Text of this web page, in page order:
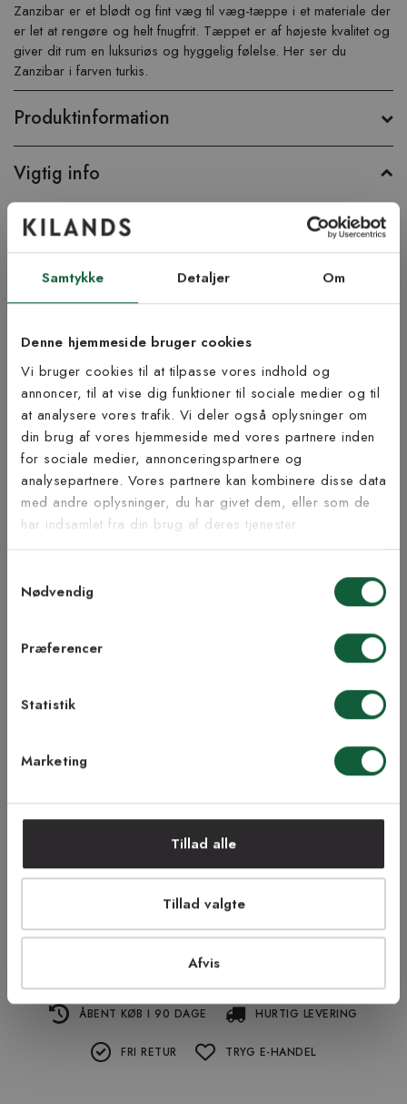
Samtykke Detaljer Om
Denne hjemmeside bruger cookies
Vi bruger cookies til at tilpasse vores indhold og
annoncer, til at vise dig funktioner til sociale medier og til
at analysere vores trafik. Vi deler også oplysninger om
din brug af vores hjemmeside med vores partnere inden
for sociale medier, annonceringspartnere og
analysepartnere. Vores partnere kan kombinere disse data
med andre oplysninger, du har givet dem, eller som de
har indsamlet fra din brug af deres tjenester.
Nødvendig
Præferencer
Statistik
Marketing
Tillad alle
Tillad valgte
Afvis
Zanzibar er et blødt og fint væg til væg-tæppe i et materiale der
er let at rengøre og helt fnugfrit. Tæppet er af højeste kvalitet og
giver dit rum en luksuriøs og hyggelig følelse. Her ser du
Zanzibar i farven turkis.
Produktinformation
Vigtig info
Lige nu kan leveringstiden blive noget længere ved køb af tæppe
med specialmål og langettering.
tæppet hvis du skal lægge det som et væg til væg-tæppe. En
afvigelse på +/- 1-4 cm. på dine bestilte mål kan forekomme.
Vil du føle på vores tæpper, før du beslutter dig? Vi tilbyder dig
muligheden for at bestille op til fem tæppeprøver helt gratis.
Portoen er 59 kr pr. bestilling, men dette beløb refunderer vi,
når du har afgivet din ordre (ved brug af den medfølgende
rabatkode). Find det rette tæppe til dig!
Samlevejledning
Inspiration fra @kilandsofficial
ÅBENT KØB I 90 DAGE HURTIG LEVERING
FRI RETUR TRYG E-HANDEL
Tilmeld dig vores
nyhedsbrev
Vær blandt de første til at modtage vores tilbud,
tips og nyheder.
Samtykke til Kilands vilkår
modtage nyhedsbreve fra Kilands